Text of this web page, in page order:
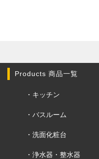
Products 商品一覧
キッチン
バスルーム
洗面化粧台
浄水器・整水器